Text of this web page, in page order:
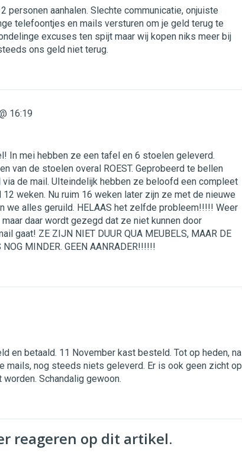
personen aanhalen. Slechte communicatie, onjuiste
telefoontjes en mails versturen om je geld terug te
excuses ten spijt maar wij kopen niks meer bij
ons geld niet terug.
16:19
In mei hebben ze een tafel en 6 stoelen geleverd.
van de stoelen overal ROEST. Geprobeerd te bellen
via de mail. UIteindelijk hebben ze beloofd een compleet
weken. Nu ruim 16 weken later zijn ze met de nieuwe
we alles geruild. HELAAS het zelfde probleem!!!!! Weer
daar wordt gezegd dat ze niet kunnen door
gaat! ZE ZIJN NIET DUUR QUA MEUBELS, MAAR DE
MINDER. GEEN AANRADER!!!!!!
en betaald. 11 November kast besteld. Tot op heden, na
mails, nog steeds niets geleverd. Er is ook geen zicht op
Schandalig gewoon.
reageren op dit artikel.